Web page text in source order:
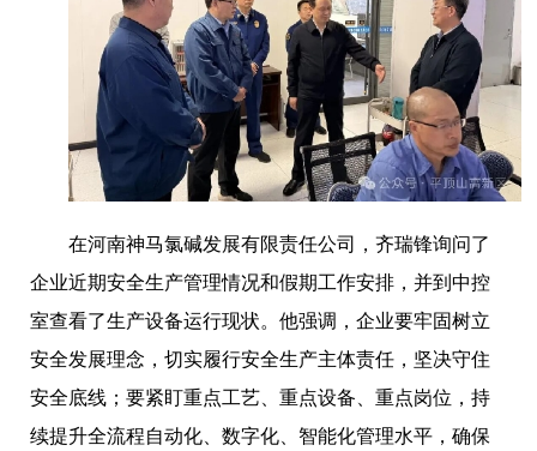
在河南神马氯碱发展有限责任公司，齐瑞锋询问了
企业近期安全生产管理情况和假期工作安排，并到中控
室查看了生产设备运行现状。他强调，企业要牢固树立
安全发展理念，切实履行安全生产主体责任，坚决守住
安全底线；要紧盯重点工艺、重点设备、重点岗位，持
续提升全流程自动化、数字化、智能化管理水平，确保